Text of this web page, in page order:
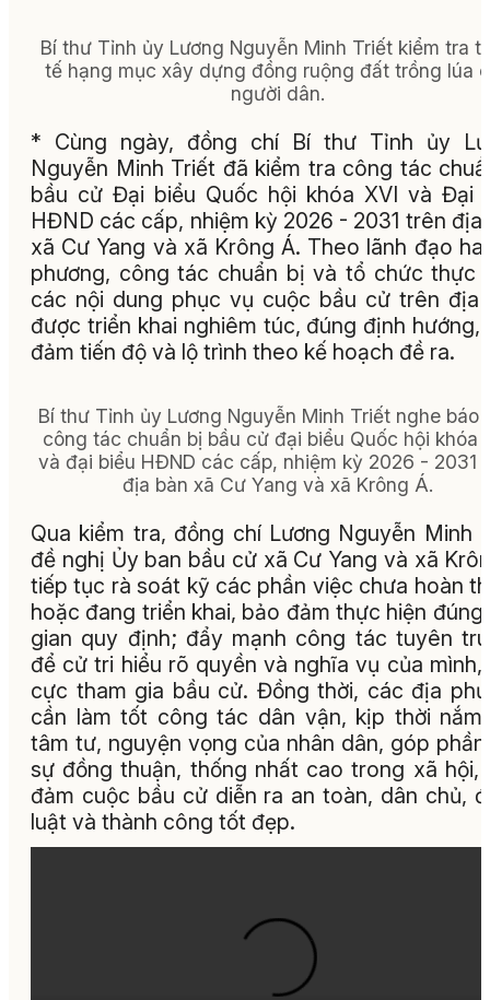
Bí thư Tỉnh ủy Lương Nguyễn Minh Triết kiểm tra
tế hạng mục xây dựng đồng ruộng đất trồng lúa
người dân.
* Cùng ngày, đồng chí Bí thư Tỉnh ủy
Nguyễn Minh Triết đã kiểm tra công tác
bầu cử Đại biểu Quốc hội khóa XVI và Đại
HĐND các cấp, nhiệm kỳ 2026 - 2031 trên địa
xã Cư Yang và xã Krông Á. Theo lãnh đạo
phương, công tác chuẩn bị và tổ chức thực
các nội dung phục vụ cuộc bầu cử trên địa
được triển khai nghiêm túc, đúng định hướng,
đảm tiến độ và lộ trình theo kế hoạch đề ra.
Bí thư Tỉnh ủy Lương Nguyễn Minh Triết nghe báo
công tác chuẩn bị bầu cử đại biểu Quốc hội khóa
và đại biểu HĐND các cấp, nhiệm kỳ 2026 - 2031
địa bàn xã Cư Yang và xã Krông Á.
Qua kiểm tra, đồng chí Lương Nguyễn Minh
đề nghị Ủy ban bầu cử xã Cư Yang và xã
tiếp tục rà soát kỹ các phần việc chưa hoàn
hoặc đang triển khai, bảo đảm thực hiện đúng
gian quy định; đẩy mạnh công tác tuyên
để cử tri hiểu rõ quyền và nghĩa vụ của mình,
cực tham gia bầu cử. Đồng thời, các địa
cần làm tốt công tác dân vận, kịp thời nắm
tâm tư, nguyện vọng của nhân dân, góp
sự đồng thuận, thống nhất cao trong xã hội,
đảm cuộc bầu cử diễn ra an toàn, dân chủ,
luật và thành công tốt đẹp.